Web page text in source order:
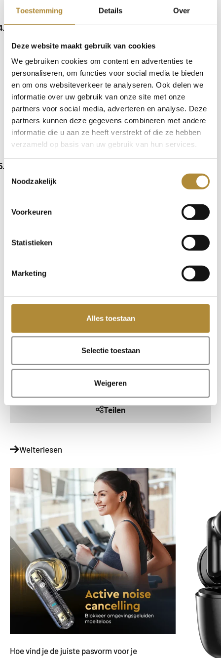
Toestemming Details Over
Deze website maakt gebruik van cookies
We gebruiken cookies om content en advertenties te
personaliseren, om functies voor social media te bieden
en om ons websiteverkeer te analyseren. Ook delen we
informatie over uw gebruik van onze site met onze
partners voor social media, adverteren en analyse. Deze
partners kunnen deze gegevens combineren met andere
informatie die u aan ze heeft verstrekt of die ze hebben
verzameld op basis van uw gebruik van hun services.
Toestemmingsselectie
Noodzakelijk
Voorkeuren
Statistieken
Marketing
Alles toestaan
Selectie toestaan
Weigeren
gewoon je team wilt motiveren tijdens je workout.
Lange batterijduur – Tot 8 uur non-stop
Je kent het wel, je bent halverwege je workout en je
je net in je flow zit. Maar met de Golden Sound Active
hoef je je daar geen zorgen over te maken. De batterij
gaat maar liefsttot 8 uur meeop één lading—genoeg
om de hele workout door te komen.
En mocht je even snel een oplaadbeurt nodig hebben,
Zweet je hard tijdens die zware set of ben je onderweg
Active
, wat betekent dat ze
bestand zijn tegen zowel zweet als regen. Je hoeft je
dus geen zorgen te maken over je oortjes die uitvallen
Of je nu traint in de sportschool of een run doet in de
regen, je kunt blijven genieten van je muziek, zelfs
Wat zijn nou de 5 beste functies?
De 5 beste functies zoals boven beschreven zijn
voornamelijk bevorderend voor de sportprestaties. Zo
is fitting heel belangrijk voor het sporten door het
Teilen
Weiterlesen
Hoe vind je de juiste pasvorm voor je